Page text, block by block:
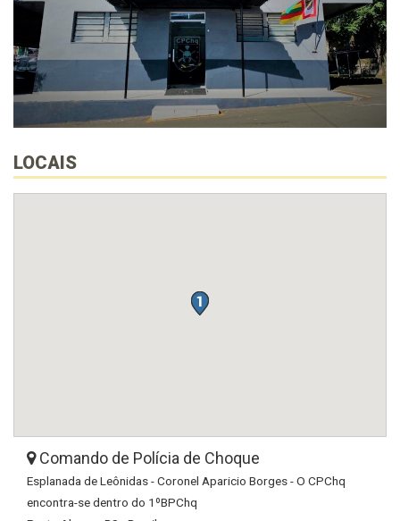
LOCAIS
Comando de Polícia de Choque
Esplanada de Leônidas - Coronel Aparicio Borges - O CPChq
encontra-se dentro do 1ºBPChq